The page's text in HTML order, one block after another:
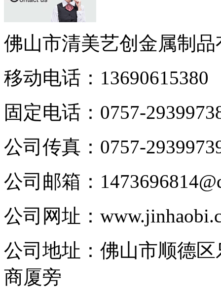
佛山市清美艺创金属制
移动电话： 13690615380
固定电话： 0757-
公司传真： 0757-
公司邮箱：
公司网址：
公司地址： 佛山市顺德
商厦旁